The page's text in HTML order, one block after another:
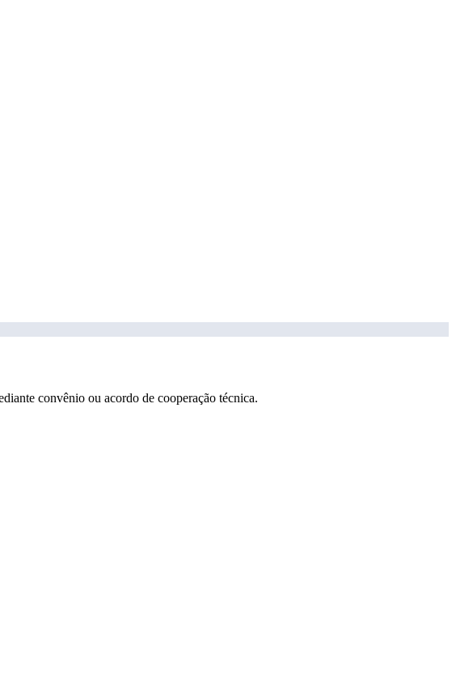
convênio ou acordo de cooperação técnica.